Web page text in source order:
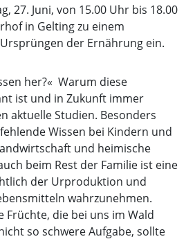
27. Juni, von 15.00 Uhr bis 18.00
in Gelting zu einem
der Ernährung ein.
her?«  Warum diese
ist und in Zukunft immer
aktuelle Studien. Besonders
Wissen bei Kindern und
und heimische
beim Rest der Familie ist eine
der Urproduktion und
wahrzunehmen.
Früchte, die bei uns im Wald
so schwere Aufgabe, sollte